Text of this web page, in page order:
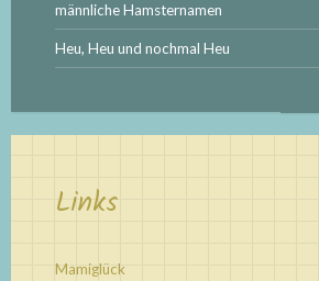
männliche Hamsternamen
Heu, Heu und nochmal Heu
Links
Mamiglück